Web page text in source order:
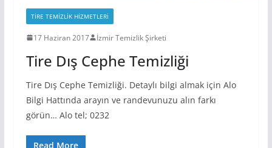
TIRE TEMIZLIK HIZMETLERI
17 Haziran 2017 İzmir Temizlik Şirketi
Tire Dış Cephe Temizliği
Tire Dış Cephe Temizliği. Detaylı bilgi almak için Alo
Bilgi Hattında arayın ve randevunuzu alın farkı
görün… Alo tel; 0232
Read More